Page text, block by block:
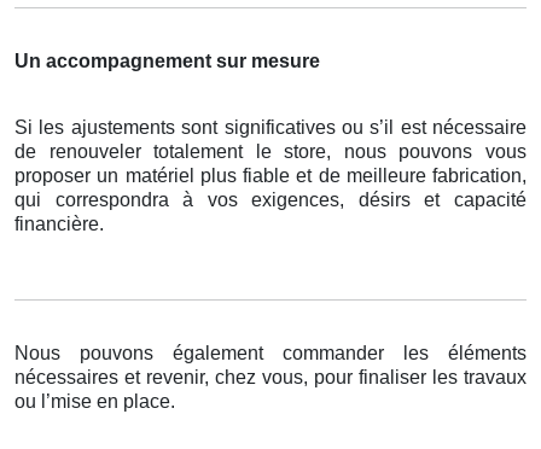
Un accompagnement sur mesure
Si les ajustements sont significatives ou s’il est nécessaire
de renouveler totalement le store, nous pouvons vous
proposer un matériel plus fiable et de meilleure fabrication,
qui correspondra à vos exigences, désirs et capacité
financière.
Nous pouvons également commander les éléments
nécessaires et revenir, chez vous, pour finaliser les travaux
ou l’mise en place.